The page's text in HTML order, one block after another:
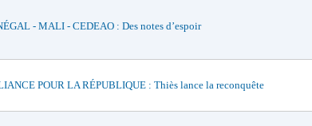
- MALI - CEDEAO : Des notes d’espoir
POUR LA RÉPUBLIQUE : Thiès lance la reconquête